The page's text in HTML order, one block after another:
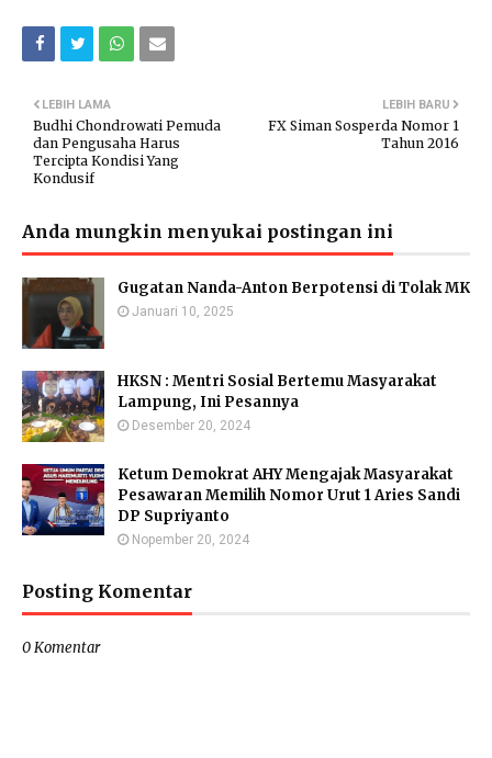
LEBIH BARU
FX Siman Sosperda Nomor 1
Tahun 2016
LEBIH LAMA
Budhi Chondrowati Pemuda
dan Pengusaha Harus
Tercipta Kondisi Yang
Kondusif
Anda mungkin menyukai postingan ini
Gugatan Nanda-Anton Berpotensi di Tolak MK
Januari 10, 2025
HKSN : Mentri Sosial Bertemu Masyarakat
Lampung, Ini Pesannya
Desember 20, 2024
Ketum Demokrat AHY Mengajak Masyarakat
Pesawaran Memilih Nomor Urut 1 Aries Sandi
DP Supriyanto
Nopember 20, 2024
Posting Komentar
0 Komentar